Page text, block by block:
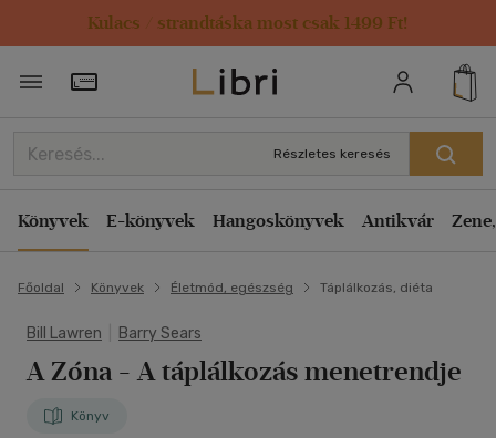
Kulacs / strandtáska most csak 1499 Ft!
Törzsvásárlói Kártya adatai
Részletes keresés
Könyvek E-könyvek Hangoskönyvek Antikvár
Főoldal Könyvek Életmód, egészség Táplálkozás, diéta
Bill Lawren Barry Sears
A Zóna - A táplálkozás menetrendje
Könyv